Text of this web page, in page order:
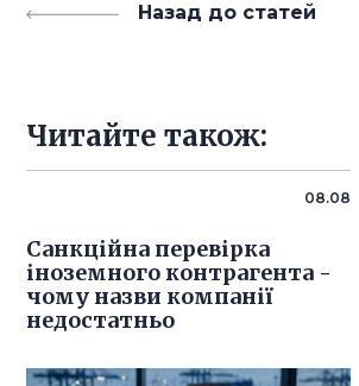
Назад до статей
Читайте також:
08.08
Санкційна перевірка
іноземного контрагента -
чому назви компанії
недостатньо